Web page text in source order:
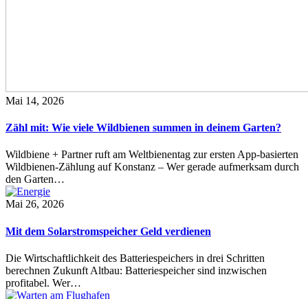
Mai 14, 2026
Zähl mit: Wie viele Wildbienen summen in deinem Garten?
Wildbiene + Partner ruft am Weltbienentag zur ersten App-basierten
Wildbienen-Zählung auf Konstanz – Wer gerade aufmerksam durch
den Garten…
Mai 26, 2026
Mit dem Solarstromspeicher Geld verdienen
Die Wirtschaftlichkeit des Batteriespeichers in drei Schritten
berechnen Zukunft Altbau: Batteriespeicher sind inzwischen
profitabel. Wer…